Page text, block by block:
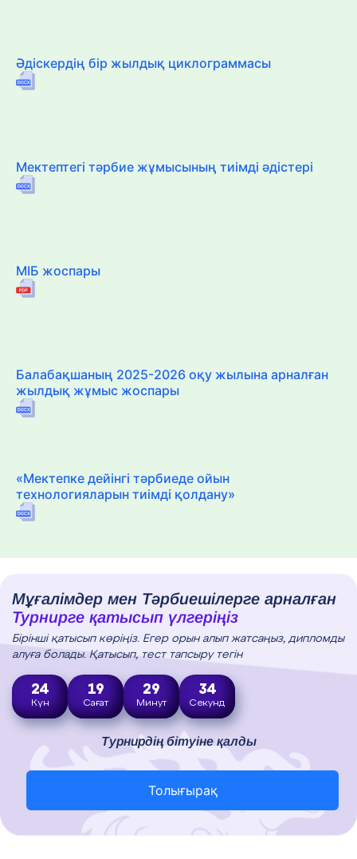
Әдіскердің бір жылдық циклограммасы
Мектептегі тәрбие жұмысының тиімді әдістері
МІБ жоспары
Балабақшаның 2025-2026 оқу жылына арналған
жылдық жұмыс жоспары
«Мектепке дейінгі тәрбиеде ойын
технологияларын тиімді қолдану»
Мұғалімдер мен Тәрбиешілерге арналған
Турнирге қатысып үлгеріңіз
Бірінші қатысып көріңіз. Егер орын алып жатсаңыз, дипломды
алуға болады. Қатысып, тест тапсыру тегін
24
Күн
19
Сағат
29
Минут
33
Секунд
Турнирдің бітуіне қалды
Толығырақ